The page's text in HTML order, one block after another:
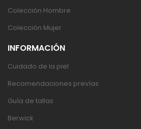
Colección Hombre
Colección Mujer
INFORMACIÓN
Cuidado de la piel
Recomendaciones prevías
Guía de tallas
Berwick